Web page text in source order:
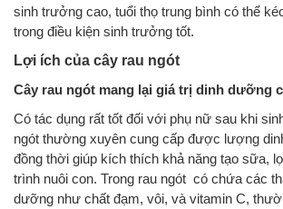
sinh trưởng cao, tuổi thọ trung bình có thể
trong điều kiện sinh trưởng tốt.
Lợi ích của cây rau ngót
Cây rau ngót mang lại giá trị dinh dưỡng
Có tác dụng rất tốt đối với phụ nữ sau khi
ngót thường xuyên cung cấp được lượng
đồng thời giúp kích thích khả năng tạo sữa,
trình nuôi con. Trong rau ngót có chứa các
dưỡng như chất đạm, vôi, và vitamin C,